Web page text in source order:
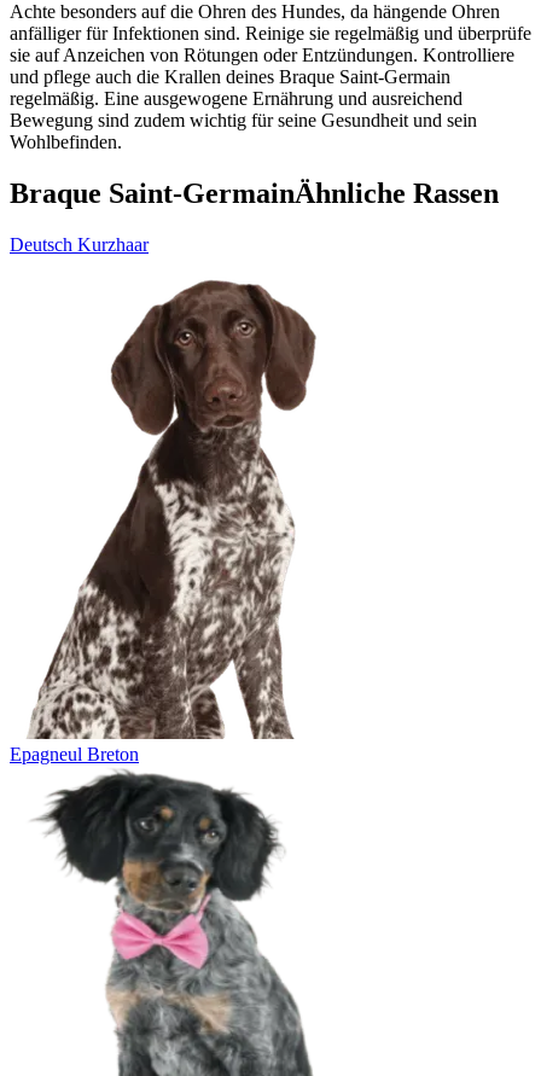
Achte besonders auf die Ohren des Hundes, da hängende Ohren
anfälliger für Infektionen sind. Reinige sie regelmäßig und überprüfe
sie auf Anzeichen von Rötungen oder Entzündungen. Kontrolliere
und pflege auch die Krallen deines Braque Saint-Germain
regelmäßig. Eine ausgewogene Ernährung und ausreichend
Bewegung sind zudem wichtig für seine Gesundheit und sein
Wohlbefinden.
Braque Saint-GermainÄhnliche Rassen
Deutsch Kurzhaar
Epagneul Breton